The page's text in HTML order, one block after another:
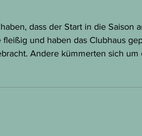
dass der Start in die Saison
und haben das Clubhaus
Andere kümmerten sich um